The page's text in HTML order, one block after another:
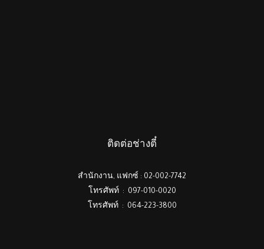
ติดต่อช่างตี๋
สำนักงาน, แฟกซ์ : 02-002-7742
โทรศัพท์ : 097-010-0020
โทรศัพท์ : 064-223-3800